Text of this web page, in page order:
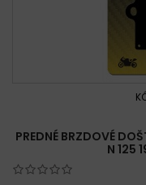
PREDNÉ BRZDOVÉ
N 125